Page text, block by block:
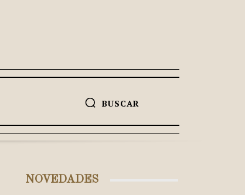
BUSCAR
NOVEDADES